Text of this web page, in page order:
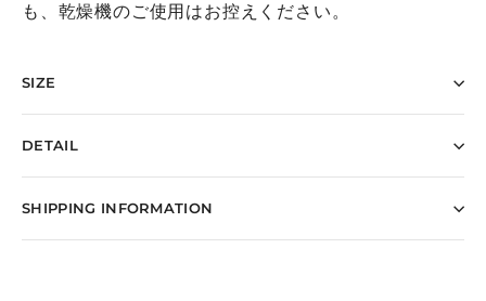
も、乾燥機のご使用はお控えください。
SIZE
DETAIL
SHIPPING INFORMATION